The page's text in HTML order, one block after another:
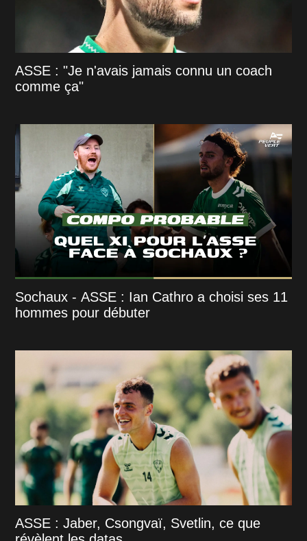
ASSE : "Je n'avais jamais connu un coach
comme ça"
Sochaux - ASSE : Ian Cathro a choisi ses 11
hommes pour débuter
ASSE : Jaber, Csongvaï, Svetlin, ce que